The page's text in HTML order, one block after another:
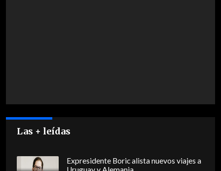
Las + leídas
Expresidente Boric alista nuevos viajes a